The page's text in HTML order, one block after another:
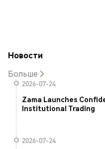
Новости
Больше
2026-07-24
Zama Launches
Institutional Trading
2026-07-24